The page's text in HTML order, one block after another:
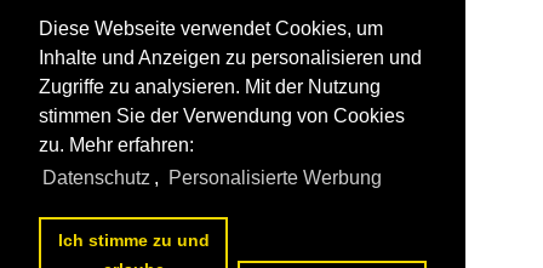
Diese Webseite verwendet Cookies, um
Inhalte und Anzeigen zu personalisieren und
Zugriffe zu analysieren. Mit der Nutzung
stimmen Sie der Verwendung von Cookies
zu. Mehr erfahren:
Datenschutz , Personalisierte Werbung
Ich stimme zu und